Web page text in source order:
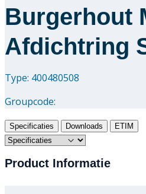
Burgerhout
Afdichtring
Type: 400480508
Groupcode:
Specificaties Downloads ETIM
Product Informatie